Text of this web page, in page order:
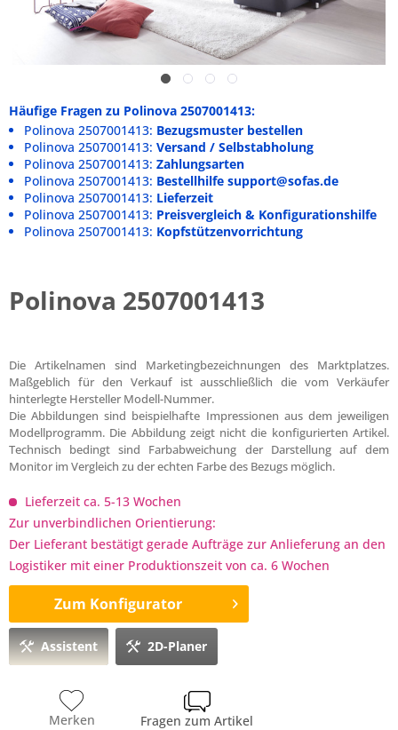
Häufige Fragen zu Polinova 2507001413:
Polinova 2507001413: Bezugsmuster bestellen
Polinova 2507001413: Versand / Selbstabholung
Polinova 2507001413: Zahlungsarten
Polinova 2507001413: Bestellhilfe support@sofas.de
Polinova 2507001413: Lieferzeit
Polinova 2507001413: Preisvergleich & Konfigurationshilfe
Polinova 2507001413: Kopfstützenvorrichtung
Polinova 2507001413
Die Artikelnamen sind Marketingbezeichnungen des Marktplatzes.
Maßgeblich für den Verkauf ist ausschließlich die vom Verkäufer
hinterlegte Hersteller Modell-Nummer.
Die Abbildungen sind beispielhafte Impressionen aus dem jeweiligen
Modellprogramm. Die Abbildung zeigt nicht die konfigurierten Artikel.
Technisch bedingt sind Farbabweichung der Darstellung auf dem
Monitor im Vergleich zu der echten Farbe des Bezugs möglich.
Lieferzeit ca. 5-13 Wochen
Zur unverbindlichen Orientierung:
Der Lieferant bestätigt gerade Aufträge zur Anlieferung an den
Logistiker mit einer Produktionszeit von ca. 6 Wochen
Zum Konfigurator
Assistent 2D-Planer
Merken Fragen zum Artikel